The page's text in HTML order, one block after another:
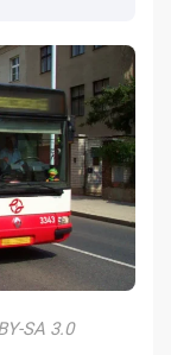
SA 3.0